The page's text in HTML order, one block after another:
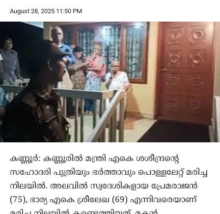
August 28, 2025 11:50 PM
കണ്ണൂര്‍: കണ്ണൂരില്‍ മന്ത്രി എകെ ശശീന്ദ്രന്റെ
സഹോദരി പുത്രിയും ഭര്‍ത്താവും പൊള്ളലേറ്റ് മരിച്ച
നിലയിൽ. അലവില്‍ സ്വദേശികളായ പ്രേമരാജന്‍
(75), ഭാര്യ എകെ ശ്രീലേഖ (69) എന്നിവരെയാണ്